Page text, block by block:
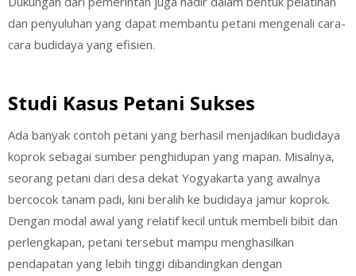
dan penyuluhan yang dapat membantu petani mengenali cara-
cara budidaya yang efisien.
Studi Kasus Petani Sukses
Ada banyak contoh petani yang berhasil menjadikan budidaya
koprok sebagai sumber penghidupan yang mapan. Misalnya,
seorang petani dari desa dekat Yogyakarta yang awalnya
bercocok tanam padi, kini beralih ke budidaya jamur koprok.
Dengan modal awal yang relatif kecil untuk membeli bibit dan
perlengkapan, petani tersebut mampu menghasilkan
pendapatan yang lebih tinggi dibandingkan dengan